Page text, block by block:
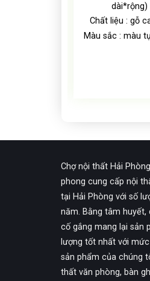
dài*rộng)
Chất liệu : gỗ
Màu sắc : màu
Chợ nội thất Hải
phong cung cấp nội
tại Hải Phòng với số
năm. Bằng tâm huyết,
cố gắng mang lại sản
lượng tốt nhất với
sản phẩm của chúng
thất văn phòng, bàn